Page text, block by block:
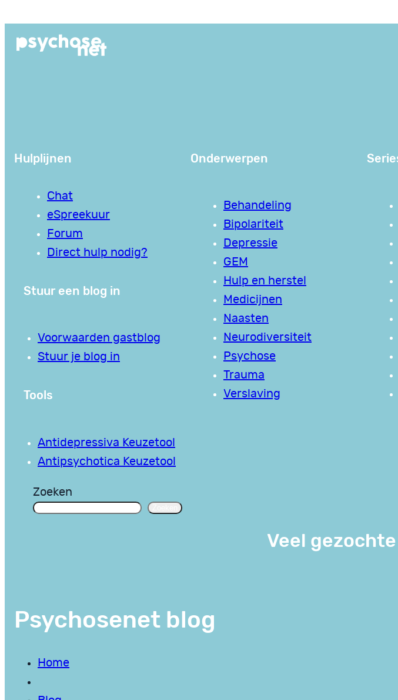
de
Hulplijnen
Chat
eSpreekuur
Forum
Direct hulp nodig?
Stuur een blog in
Voorwaarden gastblog
Stuur je blog in
Tools
Antidepressiva Keuzetool
Antipsychotica Keuzetool
Onderwerpen
Behandeling
Bipolariteit
Depressie
GEM
Hulp en herstel
Medicijnen
Naasten
Neurodiversiteit
Psychose
Trauma
Verslaving
Zoeken
Veel
Psychosenet blog
Home